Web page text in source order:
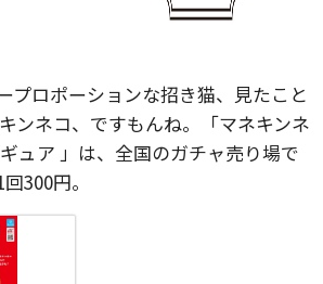
プロポーションな招き猫、見たこと
ンネコ、ですもんね。「マネキンネ
ュア 」は、全国のガチャ売り場で
300円。